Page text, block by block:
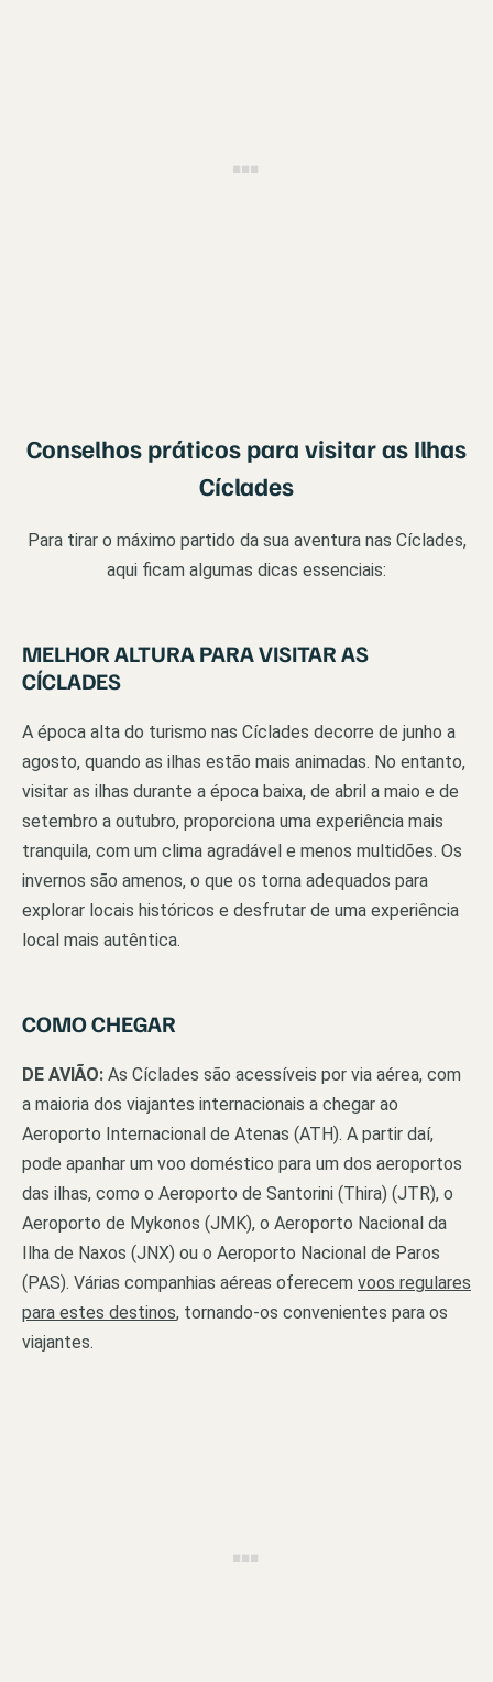
Conselhos práticos para visitar as Ilhas
Cíclades
Para tirar o máximo partido da sua aventura nas Cíclades,
aqui ficam algumas dicas essenciais:
MELHOR ALTURA PARA VISITAR AS
CÍCLADES
A época alta do turismo nas Cíclades decorre de junho a
agosto, quando as ilhas estão mais animadas. No entanto,
visitar as ilhas durante a época baixa, de abril a maio e de
setembro a outubro, proporciona uma experiência mais
tranquila, com um clima agradável e menos multidões. Os
invernos são amenos, o que os torna adequados para
explorar locais históricos e desfrutar de uma experiência
local mais autêntica.
COMO CHEGAR
DE AVIÃO: As Cíclades são acessíveis por via aérea, com
a maioria dos viajantes internacionais a chegar ao
Aeroporto Internacional de Atenas (ATH). A partir daí,
pode apanhar um voo doméstico para um dos aeroportos
das ilhas, como o Aeroporto de Santorini (Thira) (JTR), o
Aeroporto de Mykonos (JMK), o Aeroporto Nacional da
Ilha de Naxos (JNX) ou o Aeroporto Nacional de Paros
(PAS). Várias companhias aéreas oferecem voos regulares
para estes destinos, tornando-os convenientes para os
viajantes.